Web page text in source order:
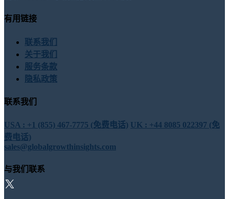
有用链接
联系我们
关于我们
服务条款
隐私政策
联系我们
USA : +1 (855) 467-7775 (免费电话) UK : +44 8085 022397 (免
费电话)
sales@globalgrowthinsights.com
与我们联系